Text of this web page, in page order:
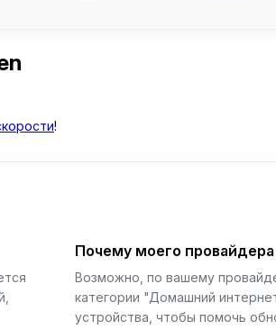
!
Почему моего провайдера
Возможно, по вашему
категории "Домашний
устройства, чтобы помочь